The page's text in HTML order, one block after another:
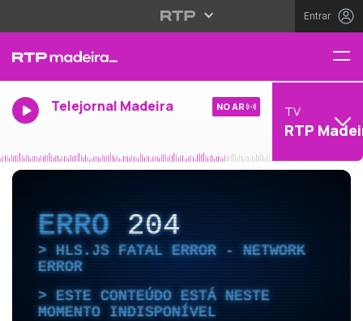
Entrar
Telejornal Madeira NO AR TV
RTP
ERRO204
HLS.JS FATAL ERROR - NETWORK
ERROR
ESTE CONTEÚDO ESTÁ NESTE
MOMENTO INDISPONÍVEL